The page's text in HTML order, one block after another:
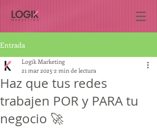
Entrada
Haz que tus redes
trabajen POR y PARA tu
negocio 🚀
Logik Marketing
21 mar 2025 2 min de lectura